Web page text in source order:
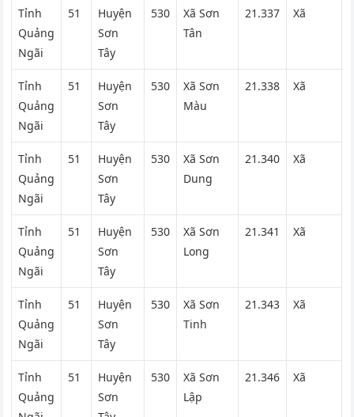
Tỉnh
Quảng
Ngãi
51
Huyện
Sơn
Tây
530
Xã Sơn
Tân
21.337 Xã
Tỉnh
Quảng
Ngãi
51
Huyện
Sơn
Tây
530
Xã Sơn
Màu
21.338 Xã
Tỉnh
Quảng
Ngãi
51
Huyện
Sơn
Tây
530
Xã Sơn
Dung
21.340 Xã
Tỉnh
Quảng
Ngãi
51
Huyện
Sơn
Tây
530
Xã Sơn
Long
21.341 Xã
Tỉnh
Quảng
Ngãi
51
Huyện
Sơn
Tây
530
Xã Sơn
Tinh
21.343 Xã
Tỉnh
Quảng
51
Huyện
Sơn
530
Xã Sơn
Lập
21.346 Xã